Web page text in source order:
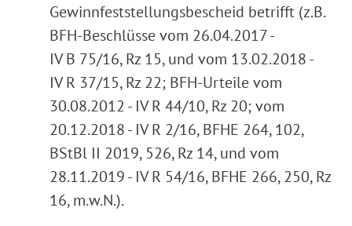
Gewinnfeststellungsbescheid betrifft (z.B.
BFH-Beschlüsse vom 26.04.2017 -
IV B 75/16, Rz 15, und vom 13.02.2018 -
IV R 37/15, Rz 22; BFH-Urteile vom
30.08.2012 - IV R 44/10, Rz 20; vom
20.12.2018 - IV R 2/16, BFHE 264, 102,
BStBl II 2019, 526, Rz 14, und vom
28.11.2019 - IV R 54/16, BFHE 266, 250, Rz
16, m.w.N.).